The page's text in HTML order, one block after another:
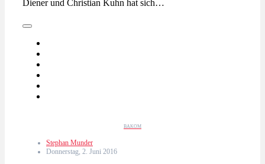
Diener und Christian Kuhn hat sich…
BAKOM
Stephan Munder
Donnerstag, 2. Juni 2016